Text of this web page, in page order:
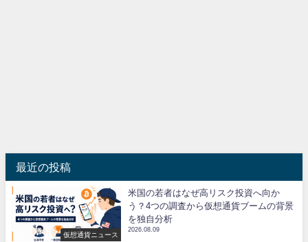
最近の投稿
仮想通貨ニュース
米国の若者はなぜ高リスク投資へ向か
う？4つの調査から仮想通貨ブームの背景
を独自分析
2026.08.09